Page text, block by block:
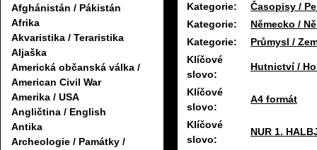
Afghánistán / Pákistán
Afrika
Akvaristika / Teraristika
Aljaška
Americká občanská válka /
American Civil War
Amerika / USA
Angličtina / English
Antika
Archeologie / Památky /
Kategorie:
Časopisy /
Kategorie:
Německo /
Kategorie:
Průmysl /
Klíčové
slovo:
Hutnictví /
Klíčové
slovo:
A4 formát
Klíčové
slovo:
NUR 1.